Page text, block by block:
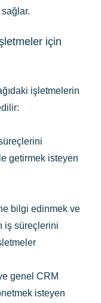
sağlar.
için
işletmelerin
getirmek isteyen
bilgi edinmek ve
iş süreçlerini
genel CRM
isteyen